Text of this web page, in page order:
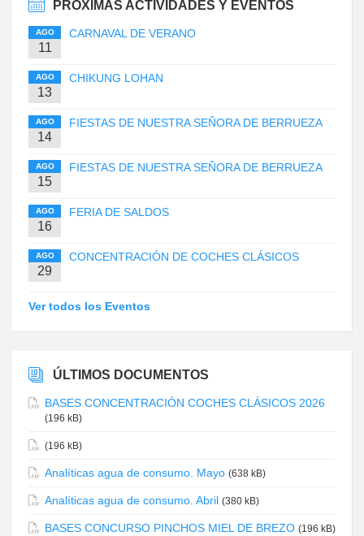
PRÓXIMAS ACTIVIDADES Y EVENTOS
AGO
11
CARNAVAL DE VERANO
AGO
13
CHIKUNG LOHAN
AGO
14
FIESTAS DE NUESTRA SEÑORA DE BERRUEZA
AGO
15
FIESTAS DE NUESTRA SEÑORA DE BERRUEZA
AGO
16
FERIA DE SALDOS
AGO
29
CONCENTRACIÓN DE COCHES CLÁSICOS
Ver todos los Eventos
ÚLTIMOS DOCUMENTOS
BASES CONCENTRACIÓN COCHES CLÁSICOS 2026
(196 kB)
(196 kB)
Analíticas agua de consumo. Mayo (638 kB)
Analíticas agua de consumo. Abril (380 kB)
BASES CONCURSO PINCHOS MIEL DE BREZO (196 kB)